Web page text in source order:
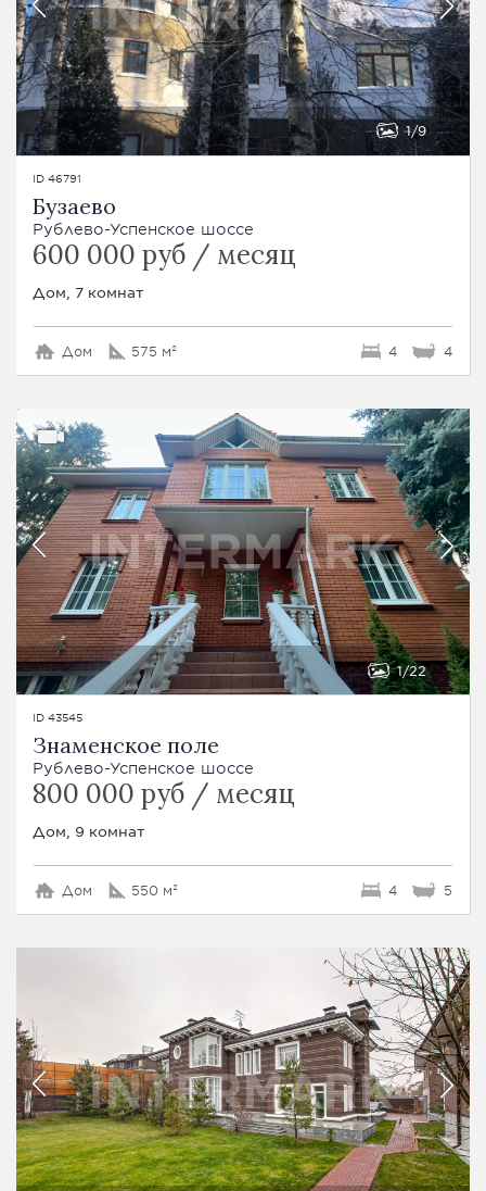
1 9
ID 46791
Бузаево
Рублево-Успенское шоссе
600 000 руб / месяц
Дом, 7 комнат
Дом 575 м² 4 4
1 22
ID 43545
Знаменское поле
Рублево-Успенское шоссе
800 000 руб / месяц
Дом, 9 комнат
Дом 550 м² 4 5